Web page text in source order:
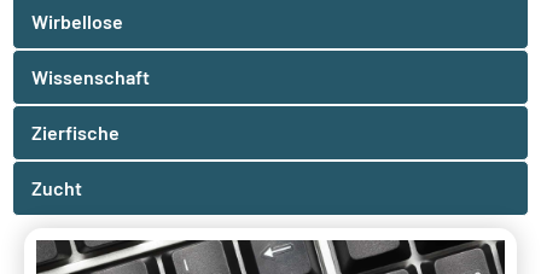
Wirbellose
Wissenschaft
Zierfische
Zucht